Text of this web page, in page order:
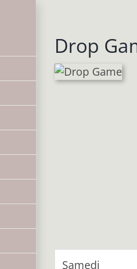
Drop
Samedi